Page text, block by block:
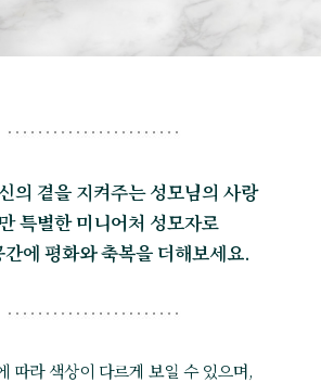
의 곁을 지켜주는 성모님의 사랑
특별한 미니어처 성모자로
에 평화와 축복을 더해보세요.
따라 색상이 다르게 보일 수 있으며,